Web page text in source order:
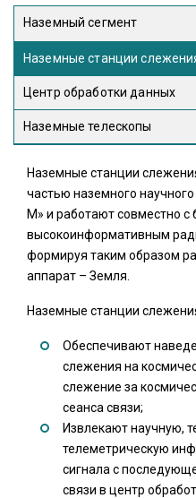
Наземный сегмент
Наземные станции
Центр обработки данных
Наземные телескопы
Наземные станции
частью наземного
М» и работают совместно с
высокоинформативным
формируя таким образом
аппарат – Земля.
Наземные станции
Обеспечивают
слежения на
слежение за
сеанса связи;
Извлекают научную,
телеметрическую
сигнала с
связи в центр